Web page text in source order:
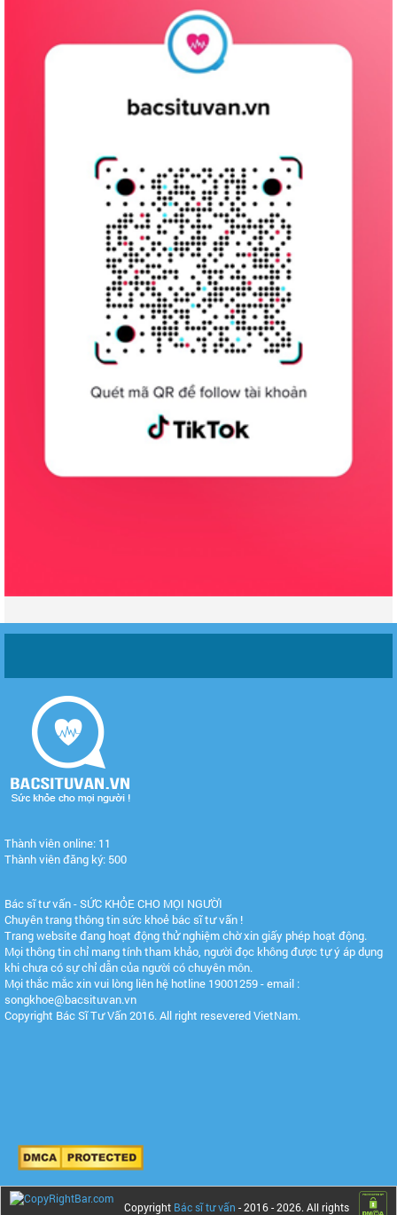
Thành viên online: 11
Thành viên đăng ký: 500
Bác sĩ tư vấn - SỨC KHỎE CHO MỌI NGƯỜI
Chuyên trang thông tin sức khoẻ bác sĩ tư vấn !
Trang website đang hoạt động thử nghiệm chờ xin giấy phép hoạt động.
Mọi thông tin chỉ mang tính tham khảo, người đọc không được tự ý áp dụng
khi chưa có sự chỉ dẫn của người có chuyên môn.
Mọi thắc mắc xin vui lòng liên hệ hotline 19001259 - email :
songkhoe@bacsituvan.vn
Copyright Bác Sĩ Tư Vấn 2016. All right resevered VietNam.
Copyright Bác sĩ tư vấn - 2016 -2026. All rights